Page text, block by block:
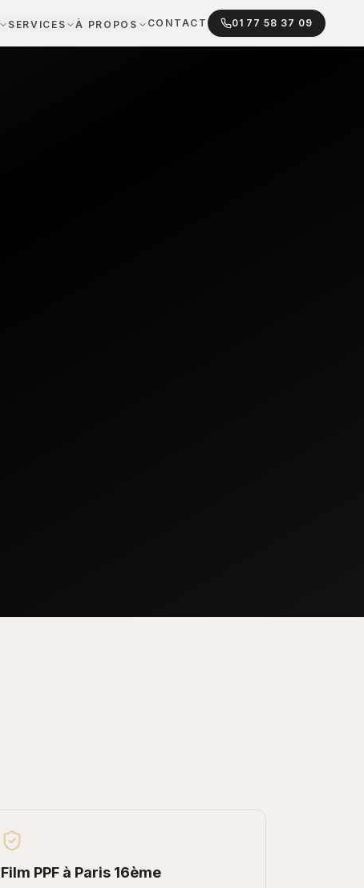
SERVICES À PROPOS CONTACT 01 77 58 37 09
Film PPF à Paris 16ème